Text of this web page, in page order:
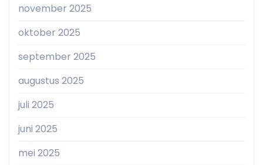
november 2025
oktober 2025
september 2025
augustus 2025
juli 2025
juni 2025
mei 2025